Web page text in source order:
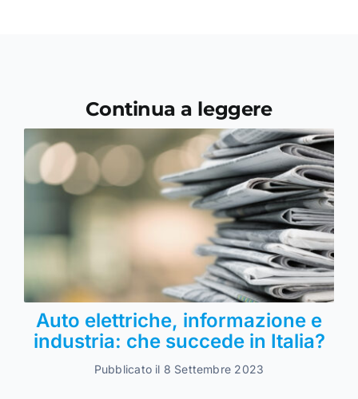
Continua a leggere
Auto elettriche, informazione e
industria: che succede in Italia?
Pubblicato il 8 Settembre 2023